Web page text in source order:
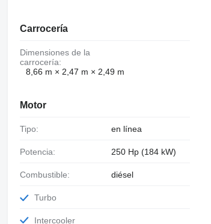
Carrocería
Dimensiones de la
carrocería:
8,66 m × 2,47 m × 2,49 m
Motor
Tipo: en línea
Potencia: 250 Hp (184 kW)
Combustible: diésel
Turbo
Intercooler